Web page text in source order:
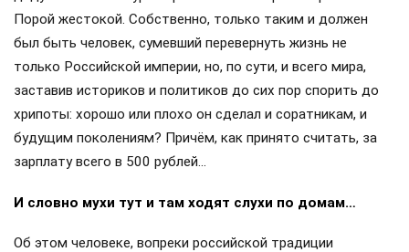
Порой жестокой. Собственно, только таким и должен
был быть человек, сумевший перевернуть жизнь не
только Российской империи, но, по сути, и всего мира,
заставив историков и политиков до сих пор спорить до
хрипоты: хорошо или плохо он сделал и соратникам, и
будущим поколениям? Причём, как принято считать, за
зарплату всего в 500 рублей…
И словно мухи тут и там ходят слухи по домам…
Об этом человеке, вопреки российской традиции